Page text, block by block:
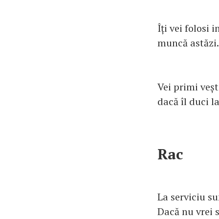
Îți vei folosi
muncă astăzi.
Vei primi
dacă îl duci
Rac
La serviciu
Dacă nu vrei